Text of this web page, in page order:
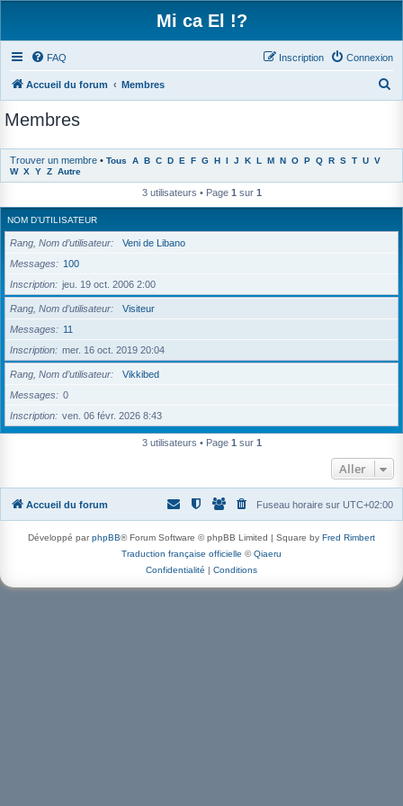
Mi ca El !?
FAQ Connexion
Inscription
Accueil du forum Membres
h
h
Membres
Trouver un membre • Tous A B C D E F G H I J K L M N O P Q R S T U V
W X Y Z Autre
3 utilisateurs • Page 1 sur 1
NOM D’UTILISATEUR
Rang, Nom d’utilisateur
Veni de Libano
Messages
100
Inscription
jeu. 19 oct. 2006 2:00
Rang, Nom d’utilisateur
Visiteur
Messages
11
Inscription
mer. 16 oct. 2019 20:04
Rang, Nom d’utilisateur
Vikkibed
Messages
0
Inscription
ven. 06 févr. 2026 8:43
3 utilisateurs • Page 1 sur 1
Aller
Accueil du forum Fuseau horaire sur UTC+02:00
Développé parphpBB® Forum Software © phpBB Limited | Square by Fred Rimbert
Traduction française officielle ©Qiaeru
Confidentialité | Conditions